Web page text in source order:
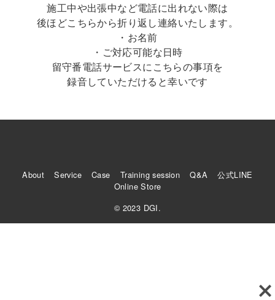
施工中や出張中など電話に出れない際は
後ほどこちらから折り返し連絡いたします。
・お名前
・ご対応可能な日時
留守番電話サービスにこちらの事項を
録音していただけると幸いです
About Service Case Training session Q&A
公式LINE
Online Store
© 2023 DGI.